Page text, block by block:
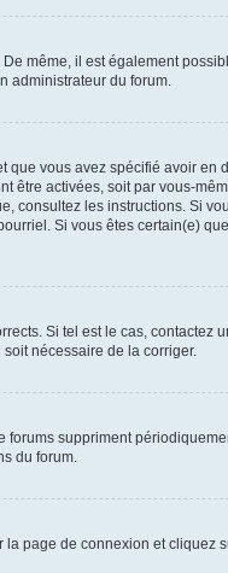
même, il est également
administrateur du forum.
vous avez spécifié avoir en
activées, soit par vous-
consultez les instructions. Si
Si vous êtes certain(e)
Si tel est le cas, contactez
nécessaire de la corriger.
suppriment
du forum.
la page de connexion et cliquez